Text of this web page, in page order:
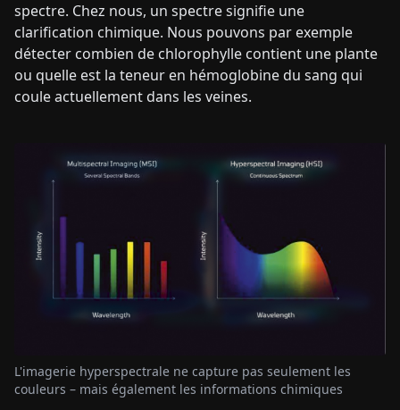
spectre. Chez nous, un spectre signifie une
clarification chimique. Nous pouvons par exemple
détecter combien de chlorophylle contient une plante
ou quelle est la teneur en hémoglobine du sang qui
coule actuellement dans les veines.
L'imagerie hyperspectrale ne capture pas seulement les
couleurs – mais également les informations chimiques